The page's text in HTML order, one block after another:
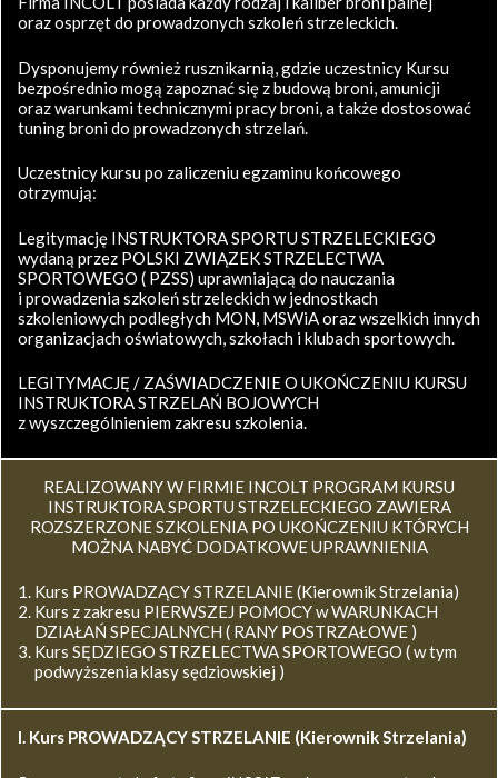
oraz osprzęt do prowadzonych szkoleń strzeleckich.
Dysponujemy również rusznikarnią, gdzie uczestnicy Kursu
bezpośrednio mogą zapoznać się z budową broni, amunicji
oraz warunkami technicznymi pracy broni, a także dostosować
tuning broni do prowadzonych strzelań.
Uczestnicy kursu po zaliczeniu egzaminu końcowego
otrzymują:
Legitymację INSTRUKTORA SPORTU STRZELECKIEGO
wydaną przez POLSKI ZWIĄZEK STRZELECTWA
SPORTOWEGO ( PZSS) uprawniającą do nauczania
i prowadzenia szkoleń strzeleckich w jednostkach
szkoleniowych podległych MON, MSWiA oraz wszelkich innych
organizacjach oświatowych, szkołach i klubach sportowych.
LEGITYMACJĘ / ZAŚWIADCZENIE O UKOŃCZENIU KURSU
INSTRUKTORA STRZELAŃ BOJOWYCH
z wyszczególnieniem zakresu szkolenia.
REALIZOWANY W FIRMIE INCOLT PROGRAM KURSU
INSTRUKTORA SPORTU STRZELECKIEGO ZAWIERA
ROZSZERZONE SZKOLENIA PO UKOŃCZENIU KTÓRYCH
MOŻNA NABYĆ DODATKOWE UPRAWNIENIA
Kurs PROWADZĄCY STRZELANIE (Kierownik Strzelania)
Kurs z zakresu PIERWSZEJ POMOCY w WARUNKACH
DZIAŁAŃ SPECJALNYCH ( RANY POSTRZAŁOWE )
Kurs SĘDZIEGO STRZELECTWA SPORTOWEGO ( w tym
podwyższenia klasy sędziowskiej )
I. Kurs PROWADZĄCY STRZELANIE (Kierownik Strzelania)